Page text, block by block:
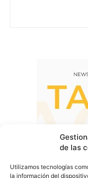
de las
Utilizamos tecnologías
la información del